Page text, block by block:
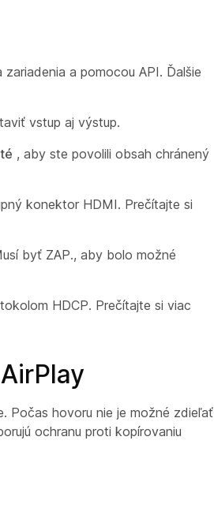
a pomocou API. Ďalšie
vstup aj výstup.
, aby ste povolili obsah chránený
konektor HDMI. Prečítajte si
byť ZAP., aby bolo možné
HDCP. Prečítajte si viac
Počas hovoru nie je možné zdieľať
ochranu proti kopírovaniu